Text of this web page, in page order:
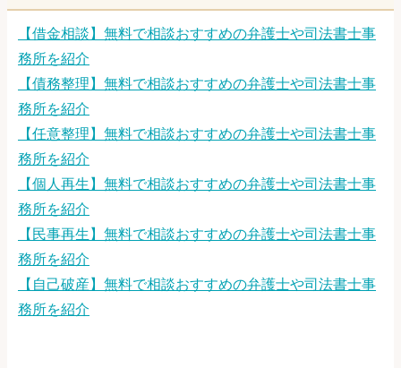
【借金相談】無料で相談おすすめの弁護士や司法書士事
務所を紹介
【債務整理】無料で相談おすすめの弁護士や司法書士事
務所を紹介
【任意整理】無料で相談おすすめの弁護士や司法書士事
務所を紹介
【個人再生】無料で相談おすすめの弁護士や司法書士事
務所を紹介
【民事再生】無料で相談おすすめの弁護士や司法書士事
務所を紹介
【自己破産】無料で相談おすすめの弁護士や司法書士事
務所を紹介